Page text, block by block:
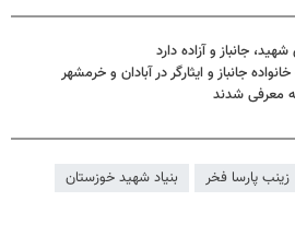
زینب پارسا فخر بنیاد شهید خوزستان